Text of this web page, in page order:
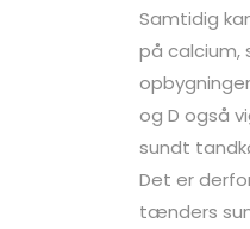
Samtidig
på calcium,
og D også
sundt
Det er
tænders